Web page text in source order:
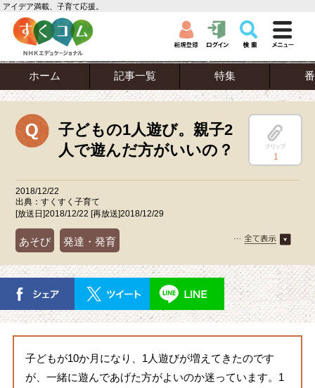
アイデア満載、子育て応援。
ホーム 記事一覧 特集
子どもの1人遊び。親子2
人で遊んだ方がいいの？
クリップ
1
2018/12/22
出典：すくすく子育て
[放送日]2018/12/22 [再放送]2018/12/29
あそび 発達・発育
子どもが10か月になり、1人遊びが増えてきたのです
が、一緒に遊んであげた方がよいのか迷っています。1